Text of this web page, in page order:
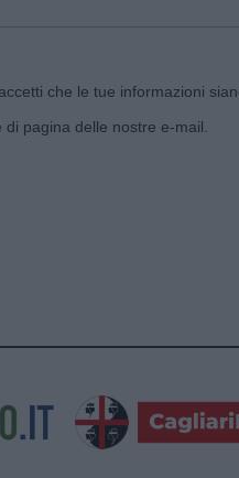
che le tue informazioni
pagina delle nostre e-mail.